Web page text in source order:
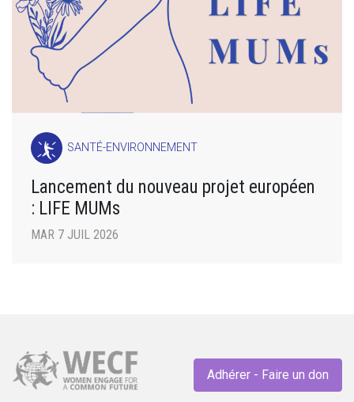
SANTÉ-ENVIRONNEMENT
Lancement du nouveau projet européen
: LIFE MUMs
MAR 7 JUIL 2026
Adhérer - Faire un don